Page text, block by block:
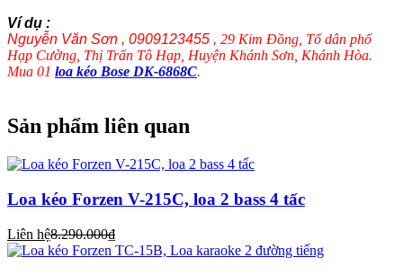
Ví dụ :
Nguyễn Văn Sơn , 0909123455 , 29 Kim Đồng, Tổ dân phố
Hạp Cường, Thị Trấn Tô Hạp, Huyện Khánh Sơn, Khánh Hòa.
Mua 01 loa kéo Bose DK-6868C.
Sản phẩm liên quan
Loa kéo Forzen V-215C, loa 2 bass 4 tấc
Liên hệ8.290.000₫